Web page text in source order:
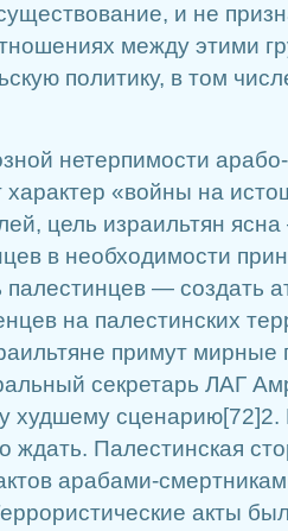
и не
между этими
политику, в том
нетерпимости
характер «войны на
цель израильтян
в необходимости
— создать
на палестинских
примут мирные
секретарь ЛАГ
худшему
ждать. Палестинская
арабами-
акты